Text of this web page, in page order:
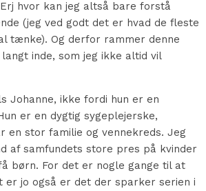
hvor kan jeg altså bare forstå
(jeg ved godt det er hvad de fleste
tænke). Og derfor rammer denne
inde, som jeg ikke altid vil
Johanne, ikke fordi hun er en
er en dygtig sygeplejerske,
en stor familie og vennekreds. Jeg
af samfundets store pres på kvinder
børn. For det er nogle gange til at
er jo også er det der sparker serien i